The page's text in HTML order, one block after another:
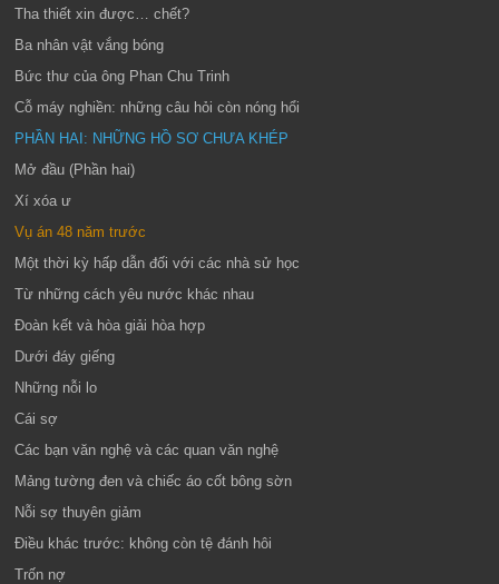
Tha thiết xin được… chết?
Ba nhân vật vắng bóng
Bức thư của ông Phan Chu Trinh
Cỗ máy nghiền: những câu hỏi còn nóng hổi
PHẦN HAI: NHỮNG HỒ SƠ CHƯA KHÉP
Mở đầu (Phần hai)
Xí xóa ư
Vụ án 48 năm trước
Một thời kỳ hấp dẫn đối với các nhà sử học
Từ những cách yêu nước khác nhau
Đoàn kết và hòa giải hòa hợp
Dưới đáy giếng
Những nỗi lo
Cái sợ
Các bạn văn nghệ và các quan văn nghệ
Mảng tường đen và chiếc áo cốt bông sờn
Nỗi sợ thuyên giảm
Điều khác trước: không còn tệ đánh hôi
Trốn nợ